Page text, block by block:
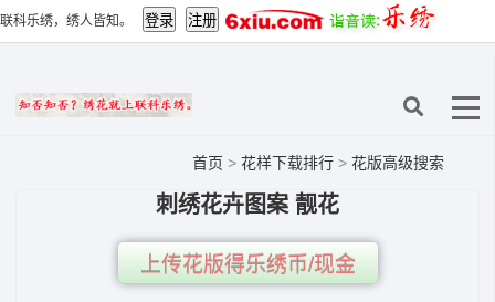
联科乐绣，绣人皆知。
首页 > 花样下载排行 > 花版高级搜索
刺绣花卉图案 靓花
上传花版得乐绣币/现金